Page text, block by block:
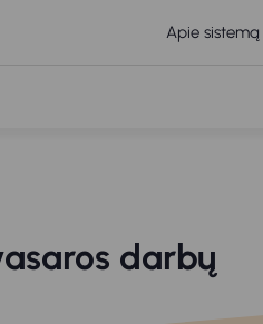
Apie sistemą
darbų